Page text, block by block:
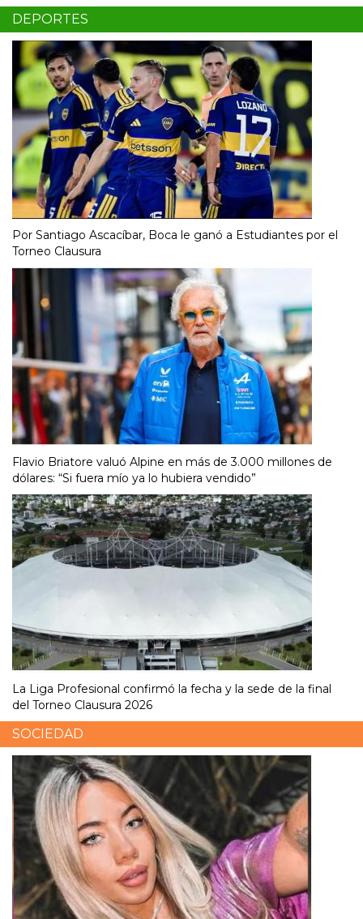
DEPORTES
Por Santiago Ascacíbar, Boca le ganó a Estudiantes por el
Torneo Clausura
Flavio Briatore valuó Alpine en más de 3.000 millones de
dólares: “Si fuera mío ya lo hubiera vendido”
La Liga Profesional confirmó la fecha y la sede de la final
del Torneo Clausura 2026
SOCIEDAD